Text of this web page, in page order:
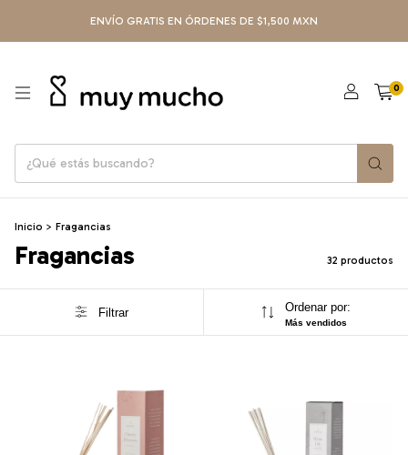
ENVÍO GRATIS EN ÓRDENES DE $1,500 MXN
0
Inicio > Fragancias
Fragancias 32 productos
Filtrar Ordenar por:
Más vendidos